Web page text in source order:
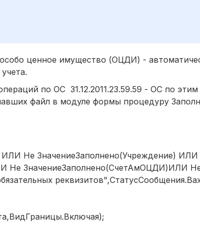
ценное имущество (ОЦДИ) -
по ОС 31.12.2011.23.59.59 - ОС по
файл в модуле формы процедуру
ИЛИ Не ЗначениеЗаполнено(Учреждение)
Не ЗначениеЗаполнено(СчетАмОЦДИ)ИЛИ Не